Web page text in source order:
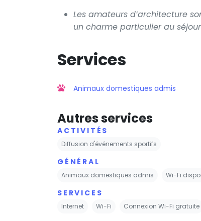
Les amateurs d’architecture
un charme particulier au
Services
Animaux domestiques admis
Autres services
ACTIVITÉS
Diffusion d'événements sportifs
GÉNÉRAL
Animaux domestiques admis Wi-Fi
SERVICES
Internet Wi-Fi Connexion Wi-Fi gratuite